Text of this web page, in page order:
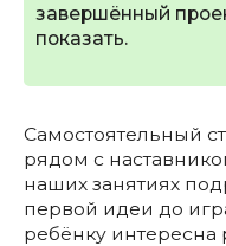
завершённый
показать.
Самостоятельный
рядом с
наших занятиях
первой идеи до
ребёнку интересна